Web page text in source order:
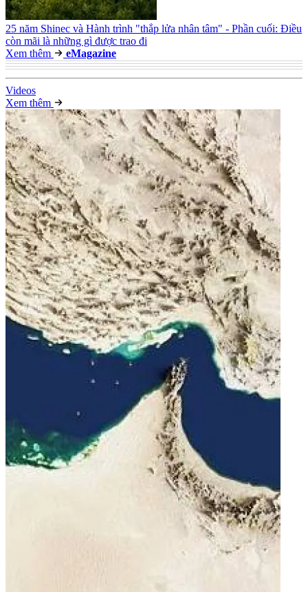
25 năm Shinec và Hành trình "thắp lửa nhân tâm" - Phần cuối: Điều
còn mãi là những gì được trao đi
Xem thêm
eMagazine
Videos
Xem thêm